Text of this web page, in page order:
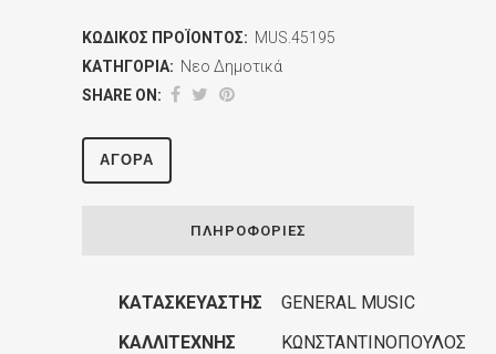
ΚΩΔΙΚΌΣ ΠΡΟΪΌΝΤΟΣ: MUS.45195
ΚΑΤΗΓΟΡΊΑ: Νεο Δημοτικά
SHARE ON:
ΑΓΟΡΆ
ΠΛΗΡΟΦΟΡΊΕΣ
ΚΑΤΑΣΚΕΥΑΣΤΉΣ
GENERAL MUSIC
ΚΑΛΛΙΤΈΧΝΗΣ
ΚΩΝΣΤΑΝΤΙΝΟΠΟΥΛΟΣ